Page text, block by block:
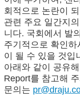
회적으로 논란이
관련 주요 일간지
니다. 국회에서 발
주기적으로 확인
이 될 수 있을 것입
아래와 같이 공유
Report를 참고해
문의는